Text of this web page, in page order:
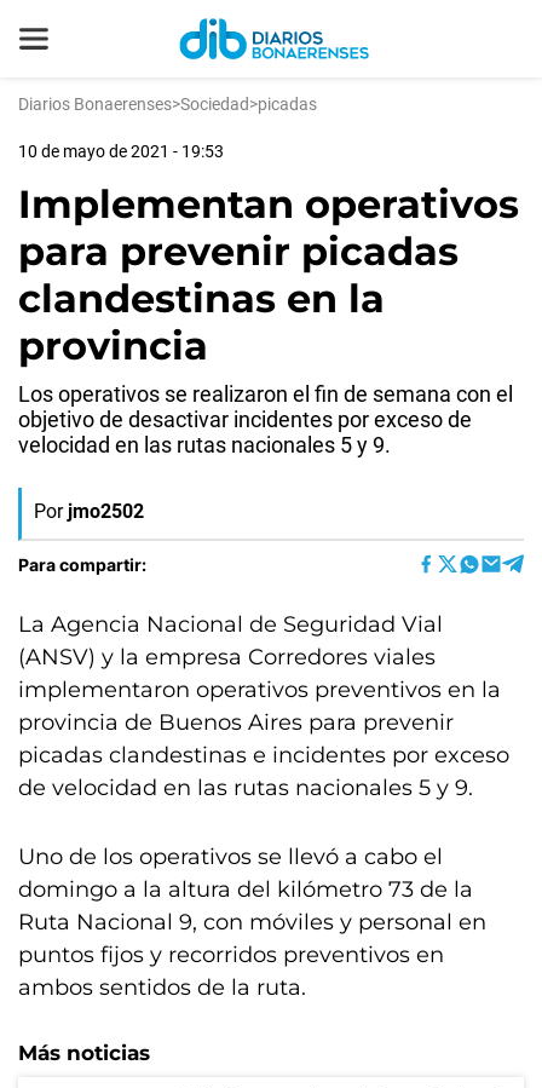
Diarios Bonaerenses>Sociedad>picadas
10 de mayo de 2021 - 19:53
Implementan operativos
para prevenir picadas
clandestinas en la
provincia
Los operativos se realizaron el fin de semana con el
objetivo de desactivar incidentes por exceso de
velocidad en las rutas nacionales 5 y 9.
Por jmo2502
Para compartir:
La Agencia Nacional de Seguridad Vial
(ANSV) y la empresa Corredores viales
implementaron operativos preventivos en la
provincia de Buenos Aires para prevenir
picadas clandestinas e incidentes por exceso
de velocidad en las rutas nacionales 5 y 9.
Uno de los operativos se llevó a cabo el
domingo a la altura del kilómetro 73 de la
Ruta Nacional 9, con móviles y personal en
puntos fijos y recorridos preventivos en
ambos sentidos de la ruta.
Más noticias